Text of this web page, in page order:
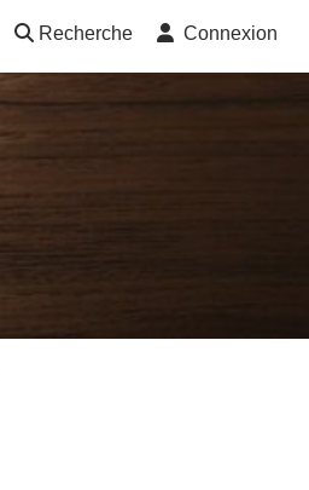
Recherche Connexion